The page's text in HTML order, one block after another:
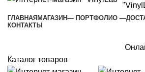
ГЛАВНАЯ МАГАЗИН— ПОРТФОЛИО —
КОНТАКТЫ
Каталог товаров